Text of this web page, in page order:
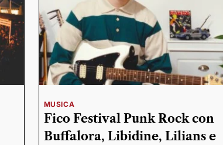
MUSICA
Fico Festival Punk Rock con
Buffalora, Libidine, Lilians e